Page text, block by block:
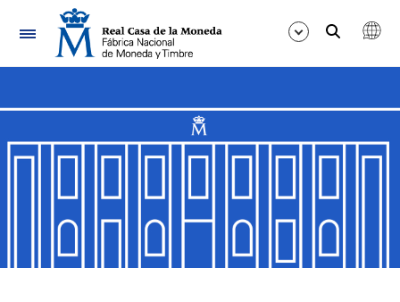
Nabigazioa
Erakutsi/Ezkutatu
Erakutsi/Ezkutatu
Erakutsi/Ezkutatu